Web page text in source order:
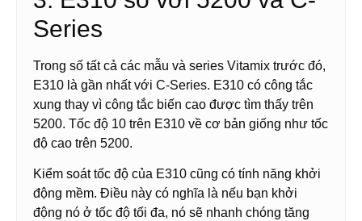
Series
Trong số tất cả các mẫu và series Vitamix trước đó,
E310 là gần nhất với C-Series. E310 có công tắc
xung thay vì công tắc biến cao được tìm thấy trên
5200. Tốc độ 10 trên E310 về cơ bản giống như tốc
độ cao trên 5200.
Kiểm soát tốc độ của E310 cũng có tính năng khởi
động mềm. Điều này có nghĩa là nếu bạn khởi
động nó ở tốc độ tối đa, nó sẽ nhanh chóng tăng